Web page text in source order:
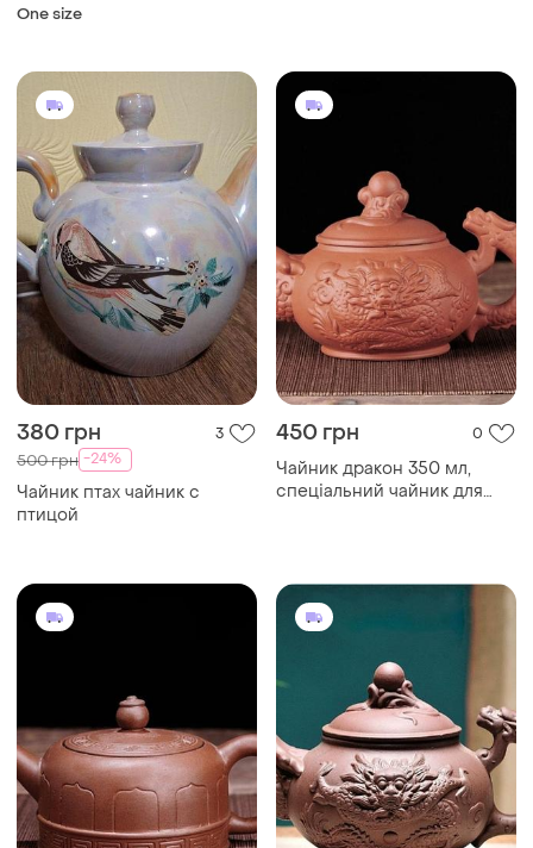
One size
380 грн 3
500 грн -24%
Чайник птах чайник с
птицой
450 грн 0
Чайник дракон 350 мл,
спеціальний чайник для